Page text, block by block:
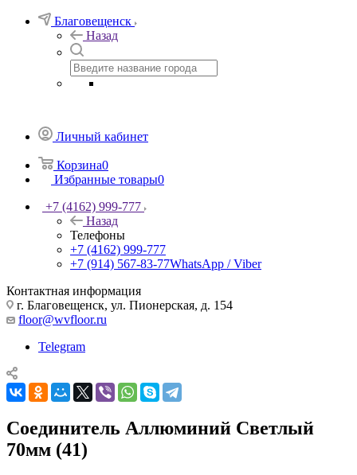
Благовещенск
Назад
Личный кабинет
Корзина0
Избранные товары0
+7 (4162) 999-777
Назад
Телефоны
+7 (4162) 999-777
+7 (914) 567-83-77WhatsApp / Viber
Контактная информация
г. Благовещенск, ул. Пионерская, д. 154
floor@wvfloor.ru
Telegram
Соединитель Аллюминий Светлый
70мм (41)